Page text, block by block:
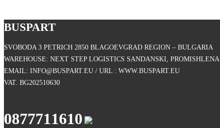
BUSPART
SVOBODA 3 PETRICH 2850 BLAGOEVGRAD REGION – BULGARIA
WAREHOUSE: NEXT STEP LOGISTICS SANDANSKI,
EMAIL: INFO@BUSPART.EU / URL : WWW.BUSPART.EU
VAT. BG202510630
0877711610